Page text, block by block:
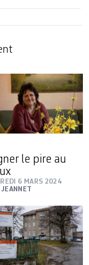
le pire au
6 MARS 2024